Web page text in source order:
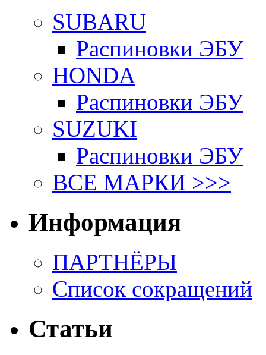
SUBARU
Распиновки ЭБУ
HONDA
Распиновки ЭБУ
SUZUKI
Распиновки ЭБУ
ВСЕ МАРКИ >>>
Информация
ПАРТНЁРЫ
Список сокращений
Статьи